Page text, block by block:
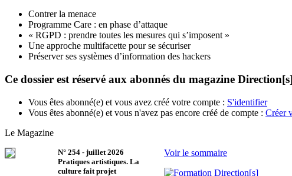
Contrer la menace
Programme Care : en phase d’attaque
« RGPD : prendre toutes les mesures qui s’imposent »
Une approche multifacette pour se sécuriser
Préserver ses systèmes d’information des hackers
Ce dossier est réservé aux abonnés du magazine Direction[s]
Vous êtes abonné(e) et vous avez créé votre compte : S'identifier
Vous êtes abonné(e) et vous n'avez pas encore créé de compte : Créer
Le Magazine
N° 254 - juillet 2026
Pratiques artistiques. La
culture fait projet
Voir le sommaire